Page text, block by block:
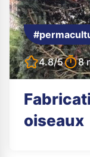
4.8/5 8
oiseaux